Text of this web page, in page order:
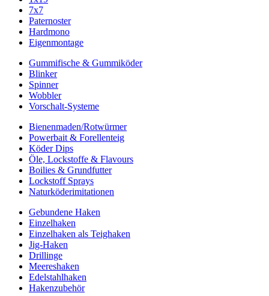
7x7
Paternoster
Hardmono
Eigenmontage
Gummifische & Gummiköder
Blinker
Spinner
Wobbler
Vorschalt-Systeme
Bienenmaden/Rotwürmer
Powerbait & Forellenteig
Köder Dips
Öle, Lockstoffe & Flavours
Boilies & Grundfutter
Lockstoff Sprays
Naturköderimitationen
Gebundene Haken
Einzelhaken
Einzelhaken als Teighaken
Jig-Haken
Drillinge
Meereshaken
Edelstahlhaken
Hakenzubehör